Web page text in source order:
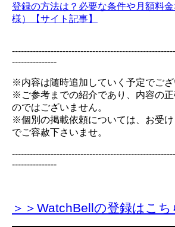
登録の方法は？必要な条件や月額料
様）【サイト記事】
---------------
※内容は随時追加していく予定でござ
※ご参考までの紹介であり、内容の
のではございません。
※個別の掲載依頼については、お受
でご容赦下さいませ。
---------------
＞＞WatchBellの登録はこち